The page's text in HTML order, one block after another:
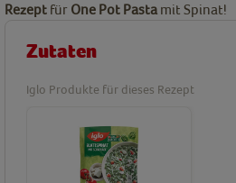
Rezept für One Pot Pasta mit Spinat!
Zutaten
Iglo Produkte für dieses Rezept